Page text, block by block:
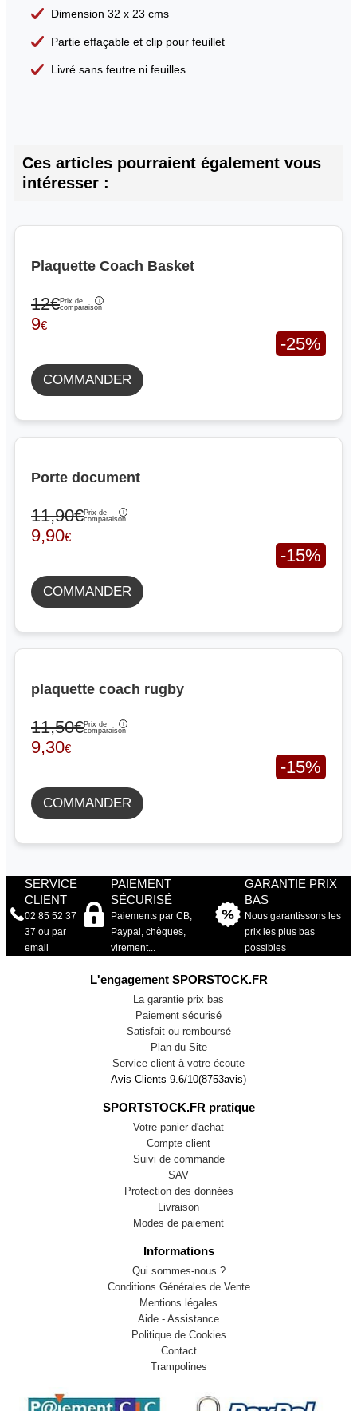
Dimension 32 x 23 cms
Partie effaçable et clip pour feuillet
Livré sans feutre ni feuilles
Ces articles pourraient également vous
intéresser :
Plaquette Coach Basket
12€Prix de
comparaison
9€
-25%
COMMANDER
Porte document
11,90€Prix de
comparaison
9,90€
-15%
COMMANDER
plaquette coach rugby
11,50€Prix de
comparaison
9,30€
-15%
COMMANDER
SERVICE
CLIENT
02 85 52 37
37 ou par
email
PAIEMENT
SÉCURISÉ
Paiements par CB,
Paypal, chèques,
virement...
GARANTIE PRIX
BAS
Nous garantissons les
prix les plus bas
possibles
L'engagement SPORSTOCK.FR
La garantie prix bas
Paiement sécurisé
Satisfait ou remboursé
Plan du Site
Service client à votre écoute
Avis Clients 9.6/10(8753avis)
SPORTSTOCK.FR pratique
Votre panier d'achat
Compte client
Suivi de commande
SAV
Protection des données
Livraison
Modes de paiement
Informations
Qui sommes-nous ?
Conditions Générales de Vente
Mentions légales
Aide - Assistance
Politique de Cookies
Contact
Trampolines